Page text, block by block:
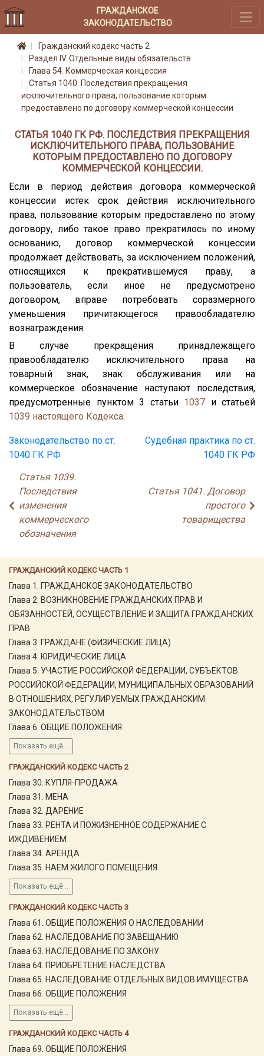
ГРАЖДАНСКОЕ
ЗАКОНОДАТЕЛЬСТВО
ГРАЖДАНСКИЙ КОДЕКС ЧАСТЬ 1
Глава 1. ГРАЖДАНСКОЕ ЗАКОНОДАТЕЛЬСТВО
Глава 2. ВОЗНИКНОВЕНИЕ ГРАЖДАНСКИХ ПРАВ И
ОБЯЗАННОСТЕЙ, ОСУЩЕСТВЛЕНИЕ И ЗАЩИТА ГРАЖДАНСКИХ
ПРАВ
Глава 3. ГРАЖДАНЕ (ФИЗИЧЕСКИЕ ЛИЦА)
Глава 4. ЮРИДИЧЕСКИЕ ЛИЦА
Глава 5. УЧАСТИЕ РОССИЙСКОЙ ФЕДЕРАЦИИ, СУБЪЕКТОВ
РОССИЙСКОЙ ФЕДЕРАЦИИ, МУНИЦИПАЛЬНЫХ ОБРАЗОВАНИЙ
В ОТНОШЕНИЯХ, РЕГУЛИРУЕМЫХ ГРАЖДАНСКИМ
ЗАКОНОДАТЕЛЬСТВОМ
Глава 6. ОБЩИЕ ПОЛОЖЕНИЯ
Показать ещё...
ГРАЖДАНСКИЙ КОДЕКС ЧАСТЬ 2
Глава 30. КУПЛЯ-ПРОДАЖА
Глава 31. МЕНА
Глава 32. ДАРЕНИЕ
Глава 33. РЕНТА И ПОЖИЗНЕННОЕ СОДЕРЖАНИЕ С
ИЖДИВЕНИЕМ
Глава 34. АРЕНДА
Глава 35. НАЕМ ЖИЛОГО ПОМЕЩЕНИЯ
Показать ещё...
ГРАЖДАНСКИЙ КОДЕКС ЧАСТЬ 3
Глава 61. ОБЩИЕ ПОЛОЖЕНИЯ О НАСЛЕДОВАНИИ
Глава 62. НАСЛЕДОВАНИЕ ПО ЗАВЕЩАНИЮ
Глава 63. НАСЛЕДОВАНИЕ ПО ЗАКОНУ
Глава 64. ПРИОБРЕТЕНИЕ НАСЛЕДСТВА
Глава 65. НАСЛЕДОВАНИЕ ОТДЕЛЬНЫХ ВИДОВ ИМУЩЕСТВА
Глава 66. ОБЩИЕ ПОЛОЖЕНИЯ
Показать ещё...
ГРАЖДАНСКИЙ КОДЕКС ЧАСТЬ 4
Глава 69. ОБЩИЕ ПОЛОЖЕНИЯ
Гражданский кодекс часть 2
Раздел IV. Отдельные виды обязательств
Глава 54. Коммерческая концессия
Статья 1040. Последствия прекращения
исключительного права, пользование которым
предоставлено по договору коммерческой концессии
СТАТЬЯ 1040 ГК РФ. ПОСЛЕДСТВИЯ ПРЕКРАЩЕНИЯ
ИСКЛЮЧИТЕЛЬНОГО ПРАВА, ПОЛЬЗОВАНИЕ
КОТОРЫМ ПРЕДОСТАВЛЕНО ПО ДОГОВОРУ
КОММЕРЧЕСКОЙ КОНЦЕССИИ.
Если в период действия договора коммерческой
концессии истек срок действия исключительного
права, пользование которым предоставлено по этому
договору, либо такое право прекратилось по иному
основанию, договор коммерческой концессии
продолжает действовать, за исключением положений,
относящихся к прекратившемуся праву, а
пользователь, если иное не предусмотрено
договором, вправе потребовать соразмерного
уменьшения причитающегося правообладателю
вознаграждения.
В случае прекращения принадлежащего
правообладателю исключительного права на
товарный знак, знак обслуживания или на
коммерческое обозначение наступают последствия,
предусмотренные пунктом 3 статьи 1037 и статьей
1039 настоящего Кодекса.
Законодательство по ст.
1040 ГК РФ
Судебная практика по ст.
1040 ГК РФ
Статья 1039.
Последствия
изменения
коммерческого
обозначения
Статья 1041. Договор
простого
товарищества